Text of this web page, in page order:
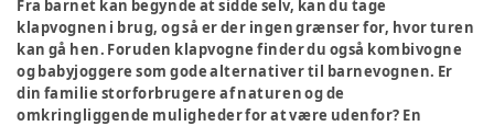
Fra barnet kan begynde at sidde selv, kan du tage
klapvognen i brug, og så er der ingen grænser for, hvor turen
kan gå hen. Foruden klapvogne finder du også kombivogne
og babyjoggere som gode alternativer til barnevognen. Er
din familie storforbrugere af naturen og de
omkringliggende muligheder for at være udenfor? En